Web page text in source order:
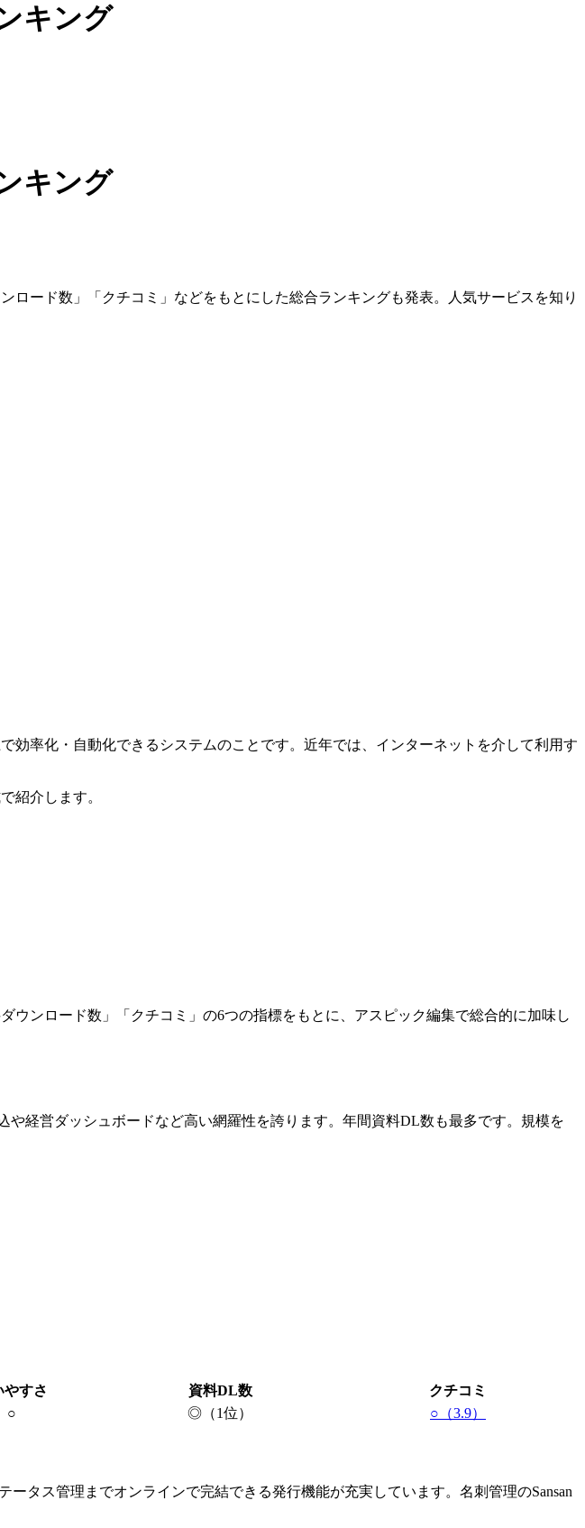
キング
キング
ード数」「クチコミ」などをもとにした総合ランキングも発表。人気サービスを知り
率化・自動化できるシステムのことです。近年では、インターネットを介して利用す
紹介します。
ンロード数」「クチコミ」の6つの指標をもとに、アスピック編集で総合的に加味し
経営ダッシュボードなど高い網羅性を誇ります。年間資料DL数も最多です。規模を
やすさ 資料DL数
クチコミ
○ ◎（1位） ○（3.9）
タス管理までオンラインで完結できる発行機能が充実しています。名刺管理のSansan